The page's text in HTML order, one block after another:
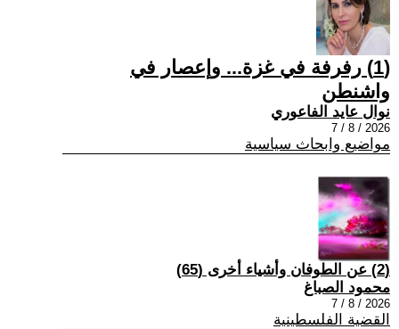
(1) رفرفة في غزة... وإعصار في
واشنطن
نوال عايد الفاعوري
2026 / 8 / 7
مواضيع وابحاث سياسية
(2) عن الطوفان وأشياء أخرى (65)
محمود الصباغ
2026 / 8 / 7
القضية الفلسطينية